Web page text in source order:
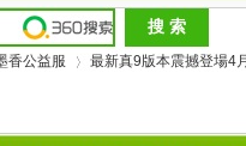
香公益服 最新真9版本震撼登場4